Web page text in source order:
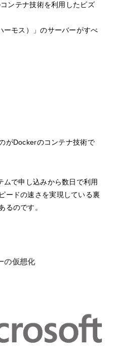
ンテナ技術を利用したビズ
ーモス）」のサーバーがすべ
がDockerのコンテナ技術で
ムで申し込みから数日で利用
ードの速さを実現している裏
るのです。
の仮想化